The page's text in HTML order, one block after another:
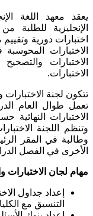
يعقد معهد اللغة
الإنجليزية
اختبارات دورية
الاختبارات
الاختبارات
الاختبارات.
تتكون لجنة
تعمل طوال العام
الاختبارات
الأخرى في الفصل
مهام لجان الاختبارات
إعداد جداول
التنسيق مع